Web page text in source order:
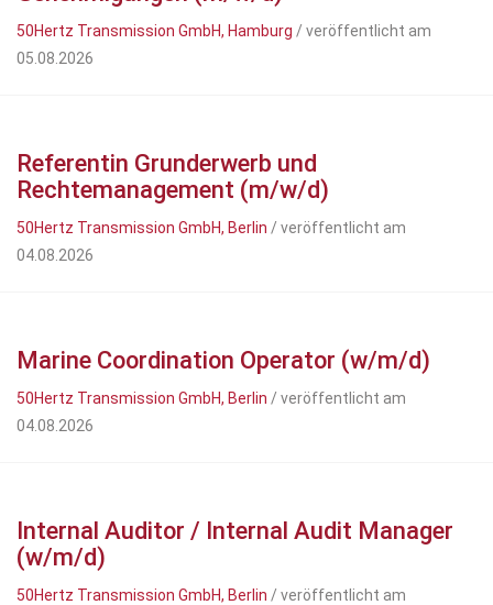
50Hertz Transmission GmbH, Hamburg / veröffentlicht am
05.08.2026
Referentin Grunderwerb und
Rechtemanagement (m/w/d)
50Hertz Transmission GmbH, Berlin / veröffentlicht am
04.08.2026
Marine Coordination Operator (w/m/d)
50Hertz Transmission GmbH, Berlin / veröffentlicht am
04.08.2026
Internal Auditor / Internal Audit Manager
(w/m/d)
50Hertz Transmission GmbH, Berlin / veröffentlicht am